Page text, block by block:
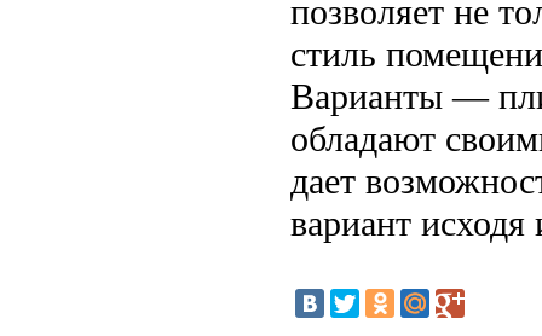
позволяет не
стиль
Варианты —
обладают
дает
вариант